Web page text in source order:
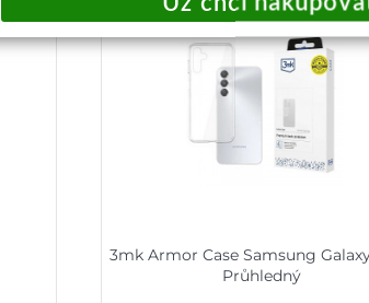
3mk Armor Case Samsung
Průhledný